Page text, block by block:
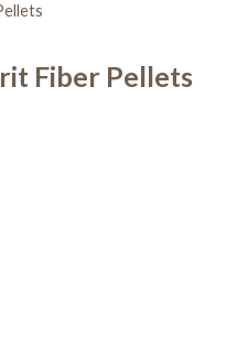
Fiber Pellets